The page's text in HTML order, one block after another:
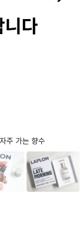
주 가는 향수